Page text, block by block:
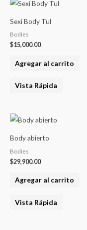
Sexi Body Tul
Bodies
$15,000.00
Agregar al carrito
Vista Rápida
Body abierto
Bodies
$29,900.00
Agregar al carrito
Vista Rápida